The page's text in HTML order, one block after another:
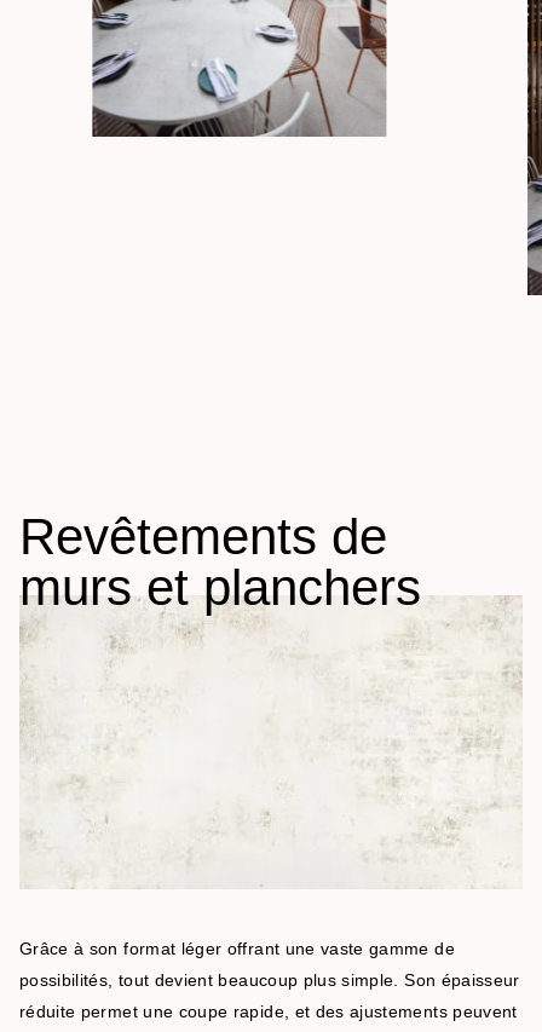
Revêtements de
murs et planchers
Grâce à son format léger offrant une vaste gamme de
possibilités, tout devient beaucoup plus simple. Son épaisseur
réduite permet une coupe rapide, et des ajustements peuvent